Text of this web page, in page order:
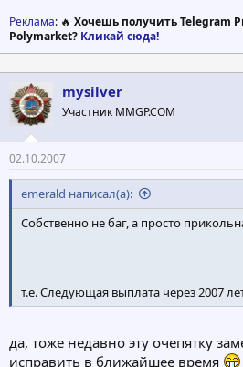
Реклама: 🔥 Хочешь получить Telegram
Polymarket? Кликай сюда!
mysilver
Участник MMGP.COM
02.10.2007
emerald написал(а):
Собственно не баг, а просто
т.е. Следующая выплата через 2007
да, тоже недавно эту очепятку
исправить в ближайшее время